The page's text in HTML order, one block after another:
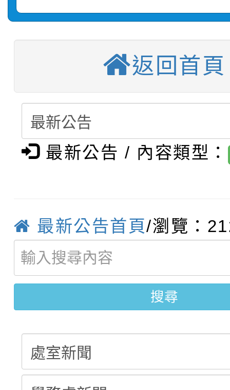
學年度第1學期第7次代
結果(第11招)
【甄選結果(第3招)】
學年度第1學期第9次代
結果(第3招)
【甄選結果(第4招)】
學年度第1學期第9次
結果(第4招)
【甄選結果(第12招)】
學年度第1學期第7次代
結果(第12招)
轉知：桃園市115學年
賽及師生本土語及新住
賽實施要點
轉知：「桃園市115學
比賽實施要點」
轉知：「115年金融知
城市手牽手，綠能透明
畫影片一案
轉知：「115學年度全
劇比賽實施要點」及修
表
轉知：桃園市115年度
敬師藝文競賽』實施計
【甄選結果(第11招)】
學年度第1學期第7次
【甄選結果(第3招)】
結果(第3招)
返回首頁
最新公告 / 內容類型：
最新公告首頁/瀏覽：
搜尋